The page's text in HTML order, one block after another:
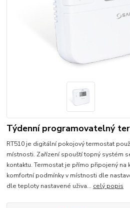
Týdenní programovatelný
RT510 je digitální pokojový termostat
místnosti. Zařízení spouští topný systém
kontaktu. Termostat je přímo připojený na
komfortní podmínky v místnosti dle
dle teploty nastavené uživa... celý popis